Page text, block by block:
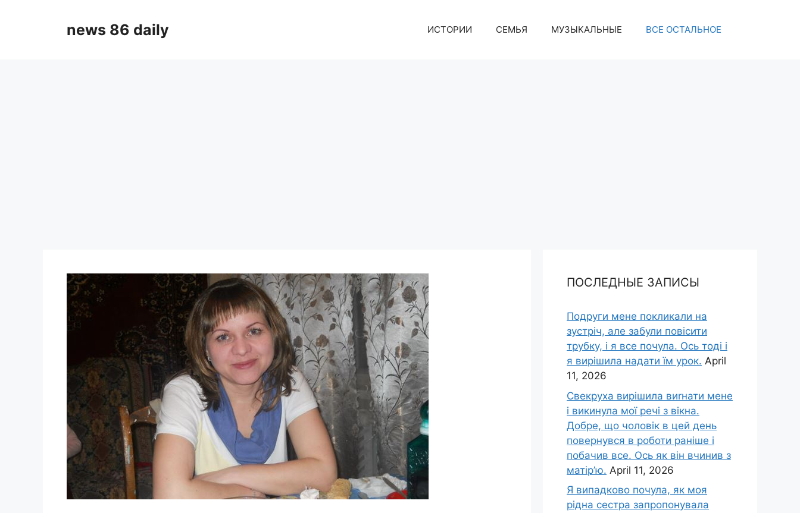
news 86 daily ИСТОРИИ СЕМЬЯ МУЗЫКАЛЬНЫЕ ВСЕ ОСТАЛЬНОЕ
ПОСЛЕДНЫЕ ЗАПИСЫ
Подруги мене покликали на
зустріч, але забули повісити
трубку, і я все почула. Ось тоді і
я вирішила надати їм урок. April
11, 2026
Свекруха вирішила виrнати мене
і викинула мої речі з вікна.
Добре, що чоловік в цей день
повернувся в роботи раніше і
побачив все. Ось як він вчинив з
матір’ю. April 11, 2026
Я випадково почула, як моя
рідна сестра запропонувала